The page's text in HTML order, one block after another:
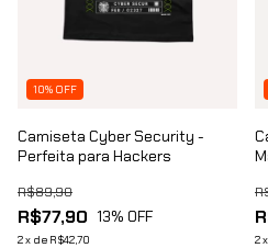
10% OFF
Camiseta Cyber Security -
Perfeita para Hackers
R$77,90
R$89,90
13% OFF
2x de R$42,70 2x